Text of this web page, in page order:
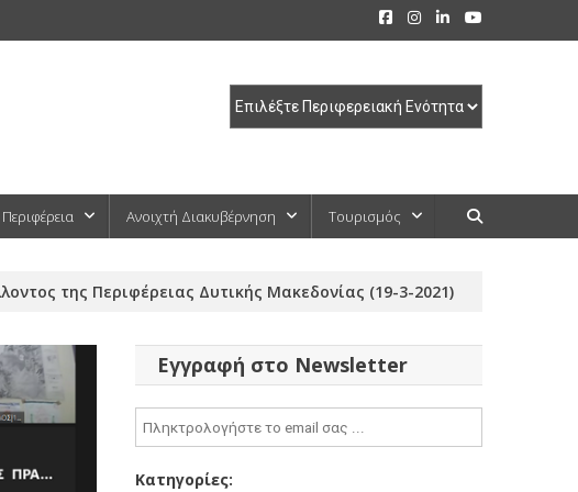
Ανοιχτή Διακυβέρνηση Τουρισμός
της Περιφέρειας Δυτικής Μακεδονίας (19-3-2021)
Εγγραφή στο Newsletter
Κατηγορίες: